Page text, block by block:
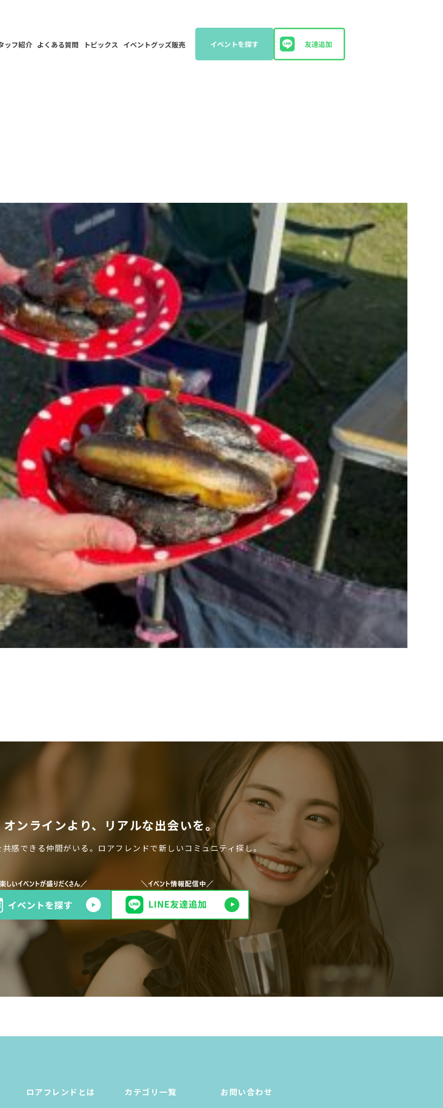
ッフ紹介 よくある質問 トピックス イベントグッズ販売 イベントを探す 友達追加
オンラインより、リアルな出会いを。
感できる仲間がいる。ロアフレンドで新しいコミュニティ探し。
ロアフレンドとは カテゴリ一覧 お問い合わせ